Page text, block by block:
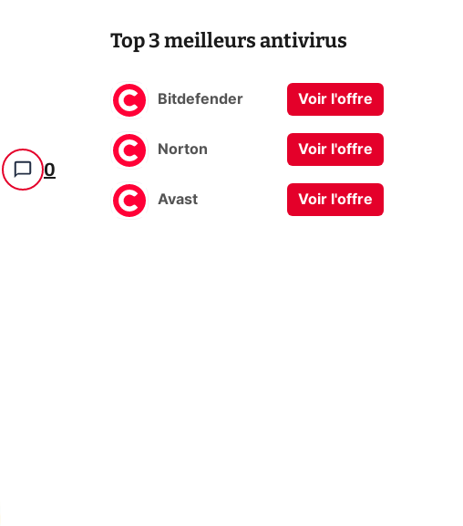
0
Top 3 meilleurs antivirus
Bitdefender Voir l'offre
Norton Voir l'offre
Avast Voir l'offre